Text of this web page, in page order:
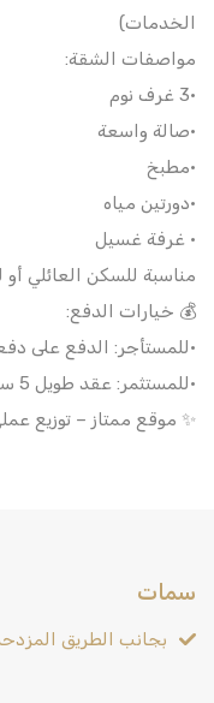
الخدمات)
مواصفات الشقة:
•3 غرف نوم
•صالة واسعة
•مطبخ
•دورتين مياه
• غرفة غسيل
مناسبة للسكن العائلي أو
💰 خيارات الدفع:
•للمستأجر: الدفع على
•للمستثمر: عقد طويل 5 سنوات
✨ موقع ممتاز – توزيع
سمات
بجانب الطريق